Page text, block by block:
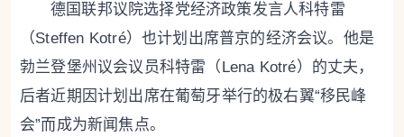
德国联邦议院选择党经济政策发言人科特雷
（Steffen Kotré）也计划出席普京的经济会议。他是
勃兰登堡州议会议员科特雷（Lena Kotré）的丈夫，
后者近期因计划出席在葡萄牙举行的极右翼“移民峰
会”而成为新闻焦点。